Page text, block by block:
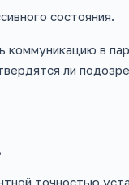
состояния.
в
ли
точностью